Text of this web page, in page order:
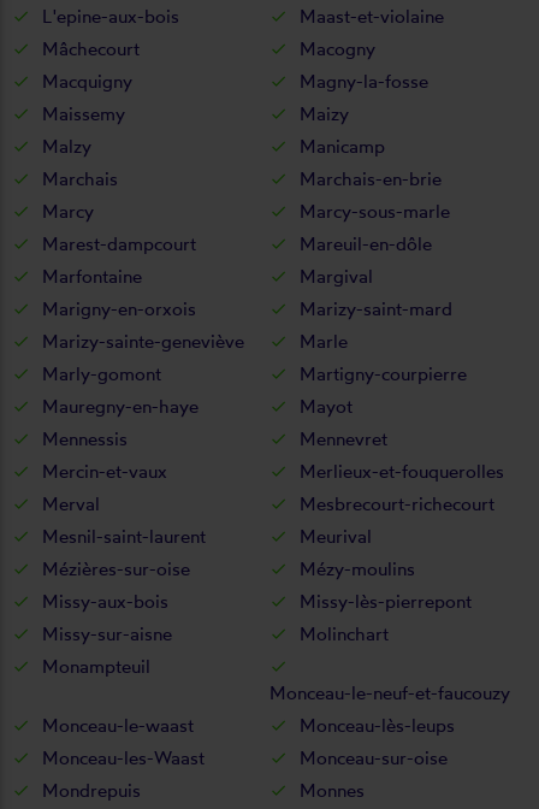
L'epine-aux-bois
Maast-et-violaine
Mâchecourt
Macogny
Macquigny
Magny-la-fosse
Maissemy
Maizy
Malzy
Manicamp
Marchais
Marchais-en-brie
Marcy
Marcy-sous-marle
Marest-dampcourt
Mareuil-en-dôle
Marfontaine
Margival
Marigny-en-orxois
Marizy-saint-mard
Marizy-sainte-geneviève
Marle
Marly-gomont
Martigny-courpierre
Mauregny-en-haye
Mayot
Mennessis
Mennevret
Mercin-et-vaux
Merlieux-et-fouquerolles
Merval
Mesbrecourt-richecourt
Mesnil-saint-laurent
Meurival
Mézières-sur-oise
Mézy-moulins
Missy-aux-bois
Missy-lès-pierrepont
Missy-sur-aisne
Molinchart
Monampteuil
Monceau-le-neuf-et-faucouzy
Monceau-le-waast
Monceau-lès-leups
Monceau-les-Waast
Monceau-sur-oise
Mondrepuis
Monnes